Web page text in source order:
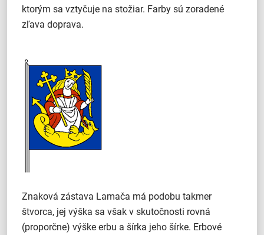
ktorým sa vztyčuje na stožiar. Farby sú zoradené
zľava doprava.
Znaková zástava Lamača má podobu takmer
štvorca, jej výška sa však v skutočnosti rovná
(proporčne) výške erbu a šírka jeho šírke. Erbové